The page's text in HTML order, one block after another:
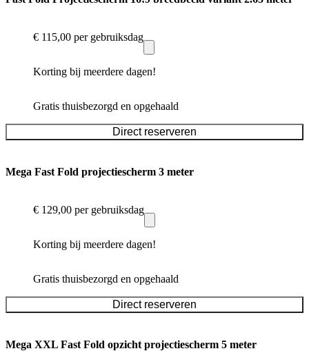
€ 115,00 per gebruiksdag
Korting bij meerdere dagen!
Gratis thuisbezorgd en opgehaald
Direct reserveren
Mega Fast Fold projectiescherm 3 meter
€ 129,00 per gebruiksdag
Korting bij meerdere dagen!
Gratis thuisbezorgd en opgehaald
Direct reserveren
Mega XXL Fast Fold opzicht projectiescherm 5 meter